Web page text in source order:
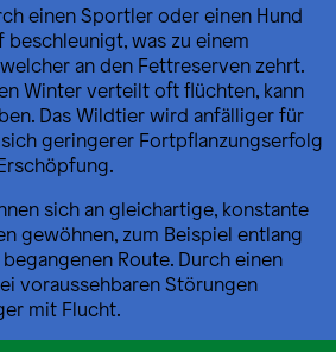
einen Sportler oder einen Hund
beschleunigt, was zu einem
an den Fettreserven zehrt.
Winter verteilt oft flüchten, kann
Das Wildtier wird anfälliger für
geringerer Fortpflanzungserfolg
sich an gleichartige, konstante
gewöhnen, zum Beispiel entlang
Route. Durch einen
voraussehbaren Störungen
mit Flucht.